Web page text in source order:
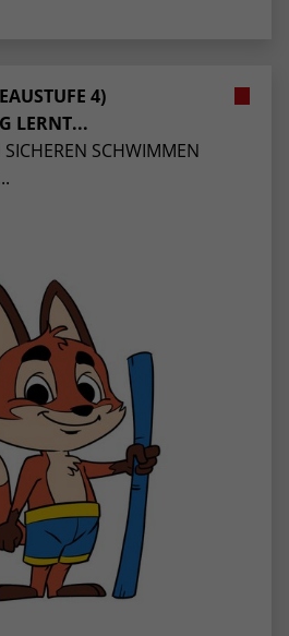
4)
LERNT...
SCHWIMMEN